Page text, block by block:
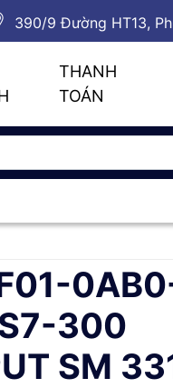
390/9 Đường HT13,
THANH
TOÁN
300
SM